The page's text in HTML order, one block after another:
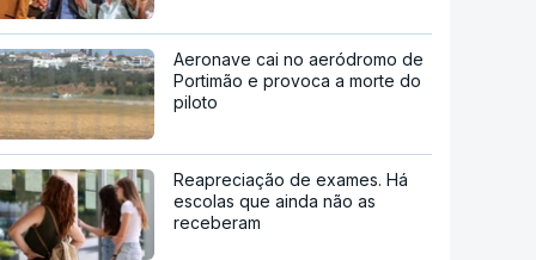
Aeronave cai no aeródromo de
Portimão e provoca a morte do
piloto
Reapreciação de exames. Há
escolas que ainda não as
receberam